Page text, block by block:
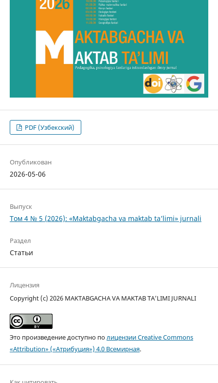
PDF (Узбекский)
Опубликован
2026-05-06
Выпуск
Том 4 № 5 (2026): «Maktabgacha va maktab ta’limi» jurnali
Раздел
Статьи
Лицензия
Copyright (c) 2026 MAKTABGACHA VA MAKTAB TA’LIMI JURNALI
Это произведение доступно полицензии Creative Commons
«Attribution» («Атрибуция») 4.0 Всемирная.